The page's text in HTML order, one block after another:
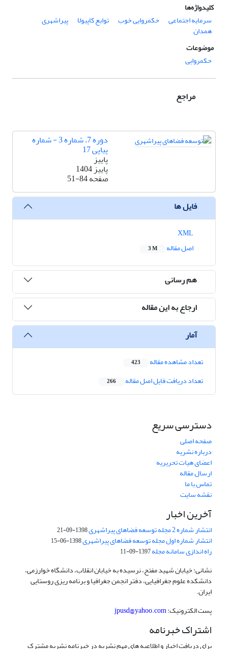
کلیدواژه‌ها
سرمایه اجتماعی
حکمروایی خوب توابع کاپیولا پیراشهری
همدان
موضوعات
حکمروایی
مراجع
دوره 7، شماره 3 - شماره
پیاپی 17
پاییز
پاییز 1404
صفحه51-84
فایل ها
اصل مقاله
3 M
هم رسانی
ارجاع به این مقاله
آمار
تعداد مشاهده مقاله 423
تعداد دریافت فایل اصل مقاله 266
دسترسی سریع
صفحه اصلی
درباره نشریه
اعضای هیات تحریریه
ارسال مقاله
تماس با ما
نقشه سایت
آخرین اخبار
انتشار شماره 2 مجله توسعه فضاهای پیراشهری 1398-09-21
انتشار شماره اول مجله توسعه فضاهای پیراشهری1398-06-15
راه اندازی سامانه مجله1397-09-11
نشانی: خیابان شهید مفتح، نرسیده به خیابان انقلاب، دانشگاه خوارزمی،
دانشکده علوم جغرافیایی، دفتر انجمن جغرافیا و برنامه ریزی روستایی
ایران.
پست الکترونیک:jpusd@yahoo.com
اشتراک خبرنامه
برای دریافت اخبار و اطلاعیه های مهم نشریه در خبرنامه نشریه مشترک